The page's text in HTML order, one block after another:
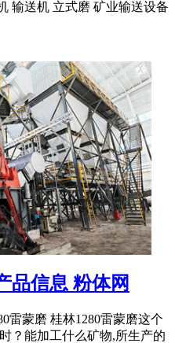
输送机 立式磨 矿业输送设备
品信息 粉体网
雷蒙磨 桂林1280雷蒙磨这个
？能加工什么矿物,所生产的